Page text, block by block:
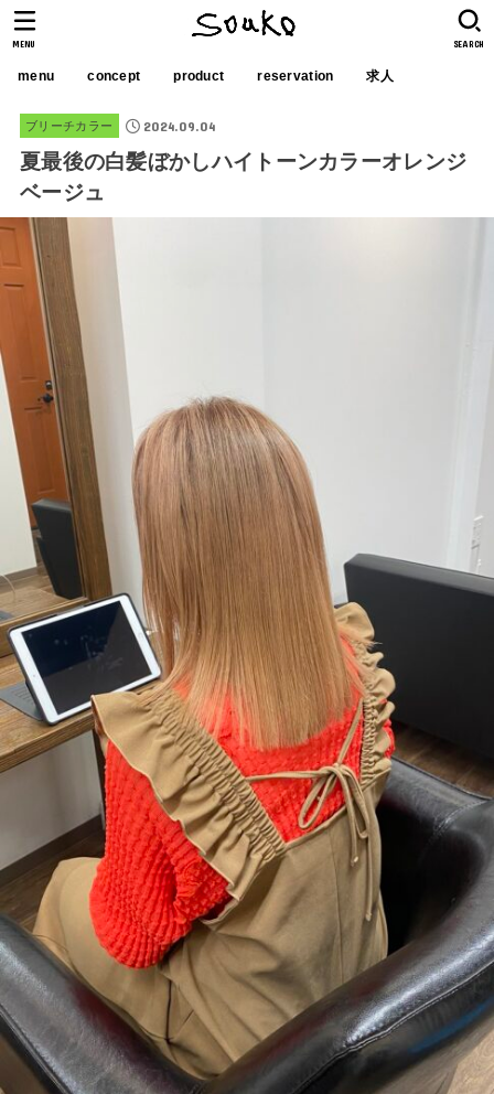
menu concept product reservation 求人
SEARCH
MENU
ブリーチカラー 2024.09.04
夏最後の白髪ぼかしハイトーンカラーオレンジ
ベージュ